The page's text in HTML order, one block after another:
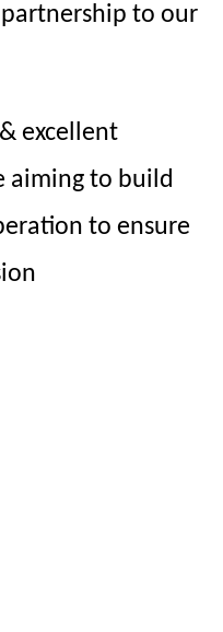
to our
excellent
aiming to build
to ensure